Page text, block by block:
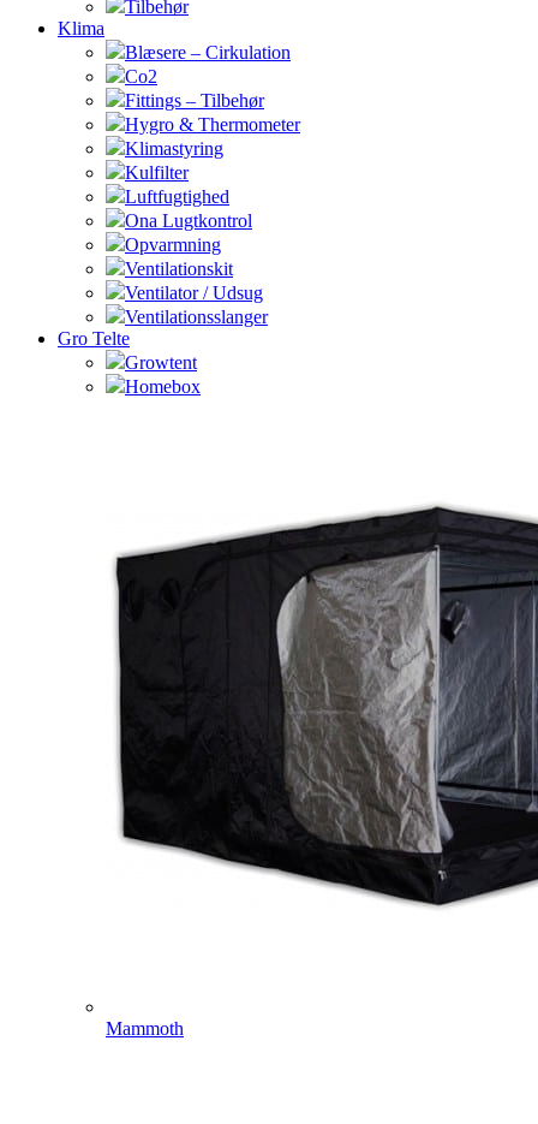
Tilbehør
Klima
Blæsere – Cirkulation
Co2
Fittings – Tilbehør
Hygro & Thermometer
Klimastyring
Kulfilter
Luftfugtighed
Ona Lugtkontrol
Opvarmning
Ventilationskit
Ventilator / Udsug
Ventilationsslanger
Gro Telte
Growtent
Homebox
Mammoth